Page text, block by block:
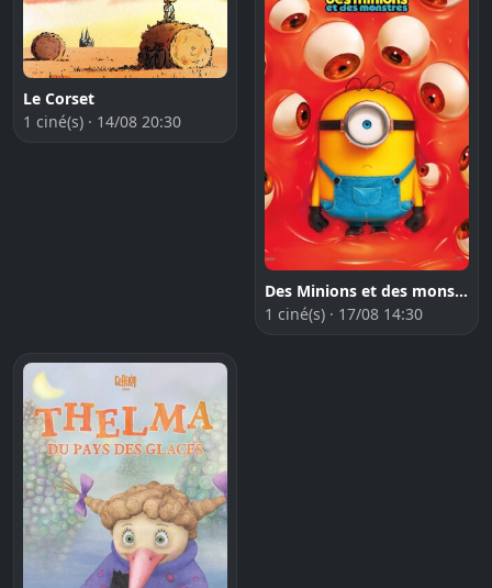
Le Corset
1 ciné(s) · 14/08 20:30
Des Minions et des monstres
1 ciné(s) · 17/08 14:30